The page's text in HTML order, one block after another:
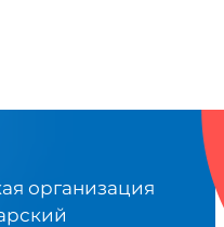
организация